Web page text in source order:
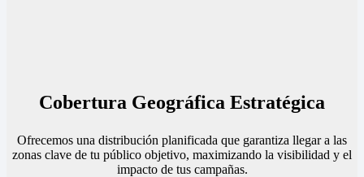
Cobertura Geográfica Estratégica
Ofrecemos una distribución planificada que garantiza llegar a las
zonas clave de tu público objetivo, maximizando la visibilidad y el
impacto de tus campañas.